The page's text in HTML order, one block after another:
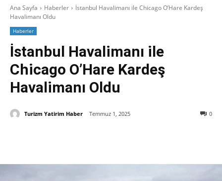
Ana Sayfa Haberler
İstanbul Havalimanı ile Chicago O’Hare Kardeş
Havalimanı Oldu
Haberler
İstanbul Havalimanı ile
Chicago O’Hare Kardeş
Havalimanı Oldu
0
Turizm Yatirim Haber Temmuz 1, 2025